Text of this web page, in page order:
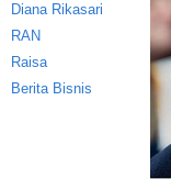
Diana Rikasari
RAN
Raisa
Berita Bisnis